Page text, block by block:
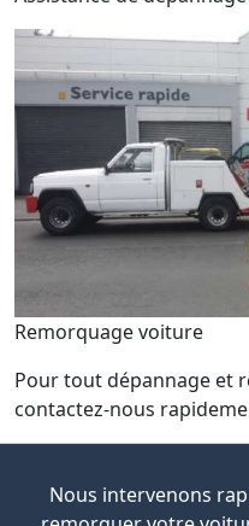
Remorquage voiture
Pour tout dépannage et
contactez-nous
Nous intervenons